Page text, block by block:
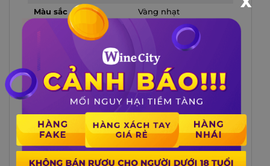
Màu sắc
Vàng nhạt
Khám phá hương vị tinh tế và sang
trọng của
Champagne Dom – một lựa
chọn cao cấp cho những dịp đặc biệt.
Với xuất xứ từ Pháp, chai rượu không
chỉ mang đến hương vị độc đáo, sôi
động, sang trọng mà còn có những trải
nghiệm thăng hoa tuyệt vời.
Xem thêm